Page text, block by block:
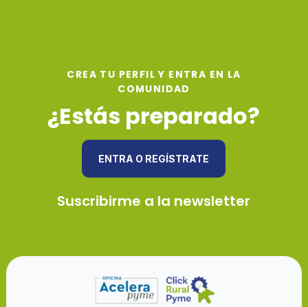
CREA TU PERFIL Y ENTRA EN LA
COMUNIDAD
¿Estás preparado?
ENTRA O REGÍSTRATE
Suscribirme a la newsletter